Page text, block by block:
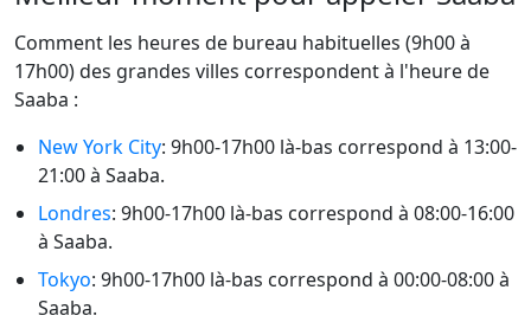
Comment les heures de bureau habituelles (9h00 à
17h00) des grandes villes correspondent à l'heure de
Saaba :
New York City: 9h00-17h00 là-bas correspond à 13:00-
21:00 à Saaba.
Londres: 9h00-17h00 là-bas correspond à 08:00-16:00
à Saaba.
Tokyo: 9h00-17h00 là-bas correspond à 00:00-08:00 à
Saaba.